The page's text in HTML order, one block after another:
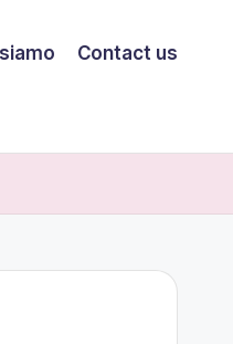
Contact us